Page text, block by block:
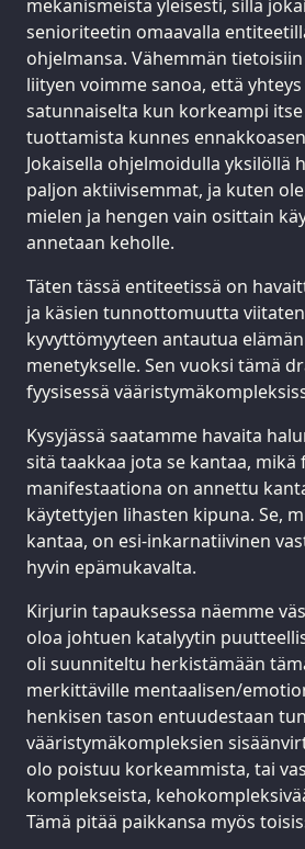
mekanismeistä yleisesti, sillä
senioriteetin omaavalla
ohjelmansa. Vähemmän
liityen voimme sanoa, että
satunnaiselta kun korkeampi
tuottamista kunnes
Jokaisella ohjelmoidulla yksilöllä
paljon aktiivisemmat, ja kuten
mielen ja hengen vain osittain
annetaan keholle.
Täten tässä entiteetissä on
ja käsien tunnottomuutta
kyvyttömyyteen antautua
menetykselle. Sen vuoksi tämä
fyysisessä
Kysyjässä saatamme havaita
sitä taakkaa jota se kantaa, mikä
manifestaationa on annettu
käytettyjen lihasten kipuna. Se,
kantaa, on esi-inkarnatiivinen
hyvin epämukavalta.
Kirjurin tapauksessa näemme
oloa johtuen katalyytin
oli suunniteltu herkistämään
merkittäville mentaalisen/
henkisen tason entuudestaan
vääristymäkompleksien
olo poistuu korkeammista, tai
komplekseista,
Tämä pitää paikkansa myös